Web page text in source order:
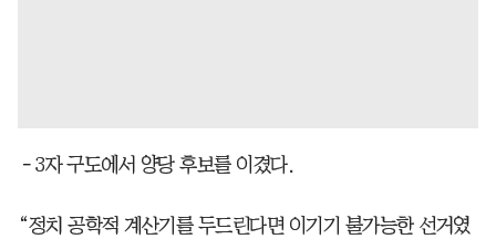
－3자 구도에서 양당 후보를 이겼다.
“정치 공학적 계산기를 두드린다면 이기기 불가능한 선거였